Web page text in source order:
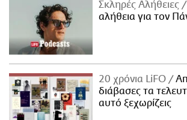
Σκληρές Αλήθειες
αλήθεια για τον
20 χρόνια LiFO
διάβασες τα
αυτό ξεχωρίζεις